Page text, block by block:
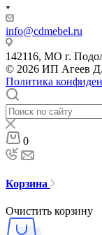
info@cdmebel.ru
142116, МО г.
© 2026 ИП Агеев
Политика
0
Корзина
Очистить корзину